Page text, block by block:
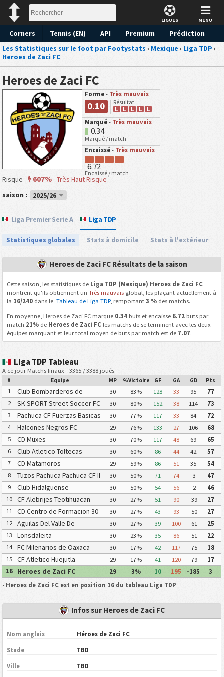
LIGUES MENU
Corners Tennis (EN) API Premium
Prédiction
Les Statistiques sur le foot par Footystats › Mexique › Liga TDP ›
Heroes de Zaci FC
Heroes de Zaci FC
Forme - Très mauvais
0.10
Résultat
L
L L L
L
Marqué - Très mauvais
0.34
Marqué / match
Encaissé - Très mauvais
6.72
Encaissé / match
Risque - 607%-Très Haut Risque
saison :
2025/26
Liga Premier Serie A Liga TDP
Statistiques globales Stats à domicile Stats à l'extérieur
Heroes de Zaci FC Résultats de la saison
Cette saison, les statistiques de Liga TDP (Mexique) Heroes de Zaci FC
montrent qu'ils obtiennent un Très mauvaisglobal, les plaçant actuellement à
la 16/240dans le Tableau de Liga TDP, remportant 3 %des matchs.
En moyenne, Heroes de Zaci FC marque 0.34buts et encaisse 6.72buts par
match.21%de Heroes de Zaci FCles matchs de se terminent avec les deux
équipes marquant et leur total moyen de buts par match est de 7.07.
Liga TDP Tableau
A ce jour Matchs finaux - 3365 / 3388 joués
# Equipe MP %Victoire GF GA GD Pts
1
Club Bombarderos de
Tecamac
30 83% 128 33 95
77
2
SK SPORT Street Soccer FC 30 80% 152 38 114
73
3
Pachuca CF Fuerzas Basicas
Pachuca CF III
30 77% 117 33 84
72
4
Halcones Negros FC 29 76% 133 27 106
68
5
CD Muxes 30 70% 117 48 69
65
6
Club Atletico Toltecas 30 60% 86 44 42
57
7
CD Matamoros 29 59% 86 51 35
54
8
Tuzos Pachuca Pachuca CF II 30 50% 71 74 -3
47
9
Club Hidalguense 30 50% 54 56 -2
46
10
CF Alebrijes Teotihuacan 30 27% 51 90 -39
27
11
CD Centro de Formacion 30
30
30 27% 43 93 -50
27
12
Aguilas Del Valle De
Teotihuacan FC
30 27% 39 100 -61
25
13
Lonsdaleita 30 23% 35 86 -51
22
14
FC Milenarios de Oaxaca 30 17% 42 117 -75
18
15
CF Atletico Huejutla 29 17% 41 120 -79
17
16
Heroes de Zaci FC 29 3% 10 195 -185
3
• Heroes de Zaci FC est en position 16 du tableau Liga TDP
Infos sur Heroes de Zaci FC
Nom anglais Héroes de Zaci FC
Stade TBD
Ville TBD